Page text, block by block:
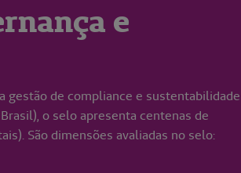
e
gestão de compliance e sustentabilidade
o selo apresenta centenas de
São dimensões avaliadas no selo: